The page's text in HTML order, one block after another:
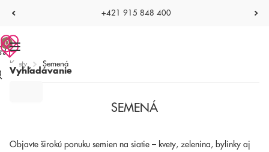
+421 915 848 400
Vyhľadávanie
0
Kvety Semená
SEMENÁ
Objavte širokú ponuku semien na siatie – kvety, zelenina, bylinky aj